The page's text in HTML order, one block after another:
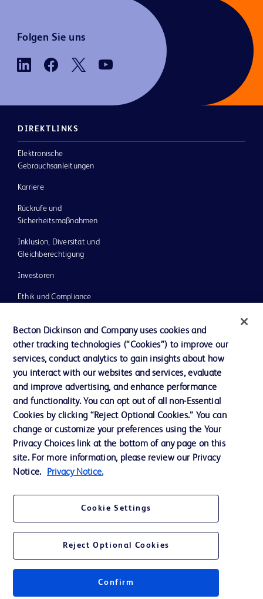
Folgen Sie uns
DIREKTLINKS
Elektronische
Gebrauchsanleitungen
Karriere
Rückrufe und
Sicherheitsmaßnahmen
Inklusion, Diversität und
Gleichberechtigung
Investoren
Ethik und Compliance
Neuigkeiten, Medien und Blogs
Support
Unser Unternehmen
AGB
Kontaktieren Sie uns
Cookie-Einstellungen
Nutzungsbedingungen
© 2026 BD. Alle Rechte vorbehalten. BD und das BD-Logo sind Marken von
Becton Dickinson and Company uses cookies and
other tracking technologies (“Cookies”) to improve our
services, conduct analytics to gain insights about how
you interact with our websites and services, evaluate
and improve advertising, and enhance performance
and functionality. You can opt out of all non-Essential
Cookies by clicking “Reject Optional Cookies.” You can
change or customize your preferences using the Your
Privacy Choices link at the bottom of any page on this
site. For more information, please review our Privacy
Notice.
Privacy Notice.
Cookie Settings
Reject Optional Cookies
Confirm